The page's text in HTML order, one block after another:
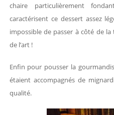
chaire particulièrement
caractérisent ce dessert assez
impossible de passer à côté de
de l’art !
Enfin pour pousser la
étaient accompagnés de
qualité.